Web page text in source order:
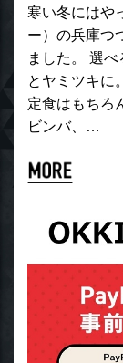
寒い冬にはや
ー）の兵庫つ
ました。 選
とヤミツキに
定食はもちろ
ビンバ、…